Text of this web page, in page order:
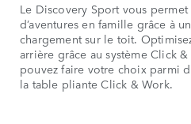
Le Discovery Sport vous
d’aventures en famille grâce à
chargement sur le toit.
arrière grâce au système Click
pouvez faire votre choix parmi
la table pliante Click & Work.